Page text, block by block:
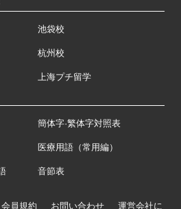
池袋校
杭州校
上海プチ留学
簡体字·繁体字対照表
医療用語（常用編）
音節表
会員規約 お問い合わせ 運営会社に